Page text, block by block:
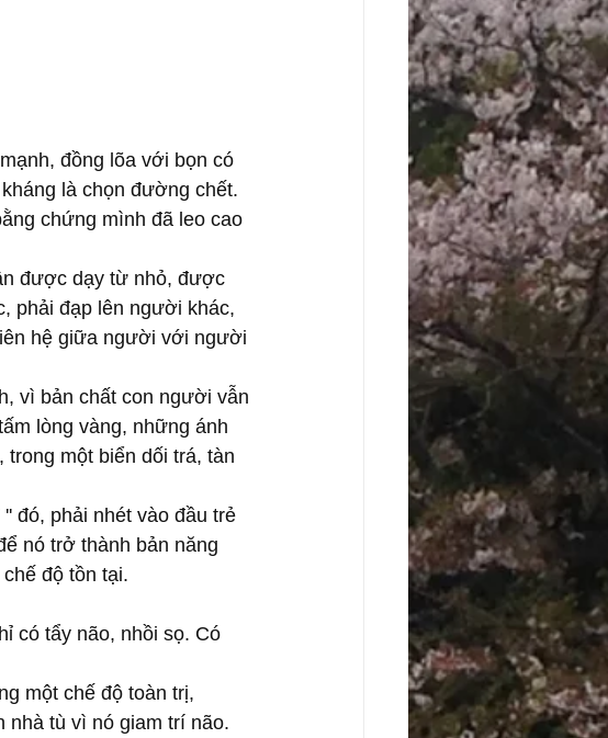
đồng lõa với bọn có
là chọn đường chết.
chứng mình đã leo cao
được dạy từ nhỏ, được
phải đạp lên người khác,
hệ giữa người với người
vì bản chất con người vẫn
lòng vàng, những ánh
một biển dối trá, tàn
đó, phải nhét vào đầu trẻ
nó trở thành bản năng
độ tồn tại.
có tẩy não, nhồi sọ. Có
một chế độ toàn trị,
nhà tù vì nó giam trí não.